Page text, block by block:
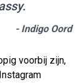
- Indigo Oord
voorbij zijn,